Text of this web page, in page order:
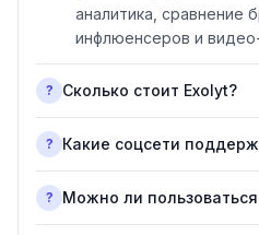
аналитика, сравнение
инфлюенсеров и
? Сколько стоит Exolyt?
? Какие соцсети
? Можно ли